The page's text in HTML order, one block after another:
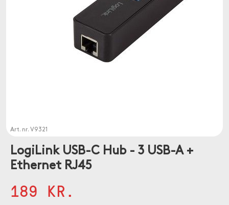
Art. nr. V9321
LogiLink USB-C Hub - 3 USB-A +
Ethernet RJ45
189 KR.